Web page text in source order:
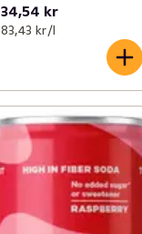
34,54 kr
83,43 kr /l